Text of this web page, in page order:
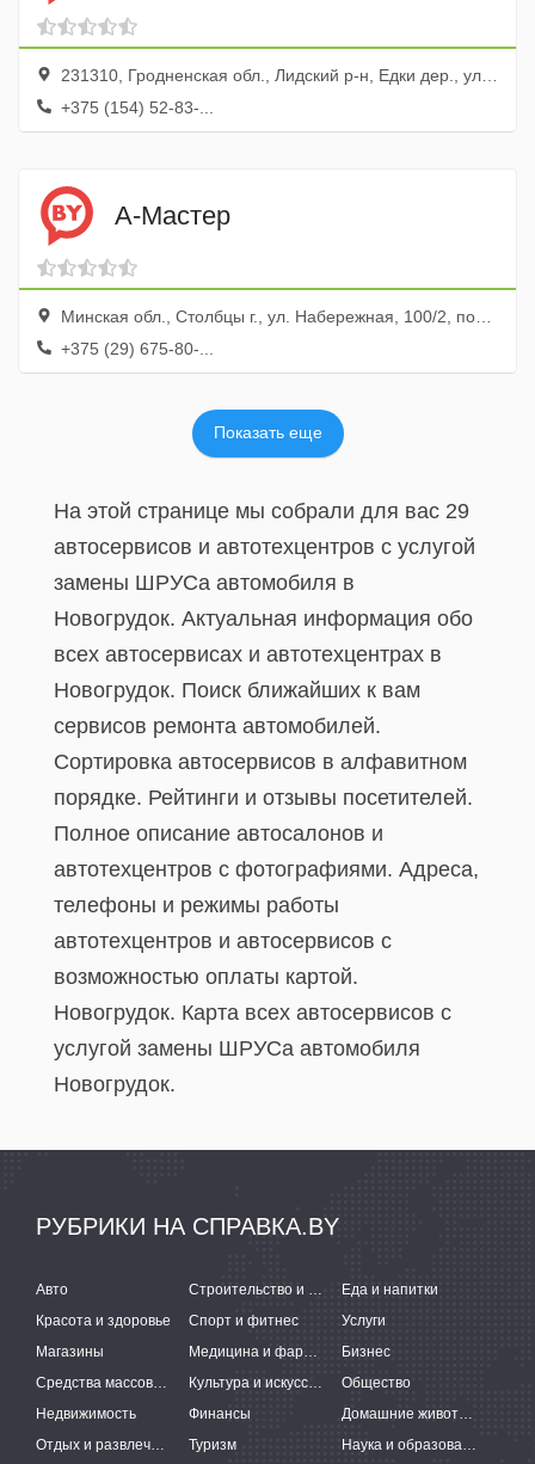
231310, Гродненская обл., Лидский р-н, Едки дер., ул. Придорожная, 7а
+375 (154) 52-83-...
А-Мастер
Минская обл., Столбцы г., ул. Набережная, 100/2, пом. 1К
+375 (29) 675-80-...
Показать еще
На этой странице мы собрали для вас 29
автосервисов и автотехцентров с услугой
замены ШРУСа автомобиля в
Новогрудок. Актуальная информация обо
всех автосервисах и автотехцентрах в
Новогрудок. Поиск ближайших к вам
сервисов ремонта автомобилей.
Сортировка автосервисов в алфавитном
порядке. Рейтинги и отзывы посетителей.
Полное описание автосалонов и
автотехцентров с фотографиями. Адреса,
телефоны и режимы работы
автотехцентров и автосервисов с
возможностью оплаты картой.
Новогрудок. Карта всех автосервисов c
услугой замены ШРУСа автомобиля
Новогрудок.
РУБРИКИ НА СПРАВКА.BY
Авто Строительство и ремонт
Еда и напитки
Красота и здоровье
Спорт и фитнес
Услуги
Магазины
Медицина и фармацевтика
Бизнес
Средства массовой информации
Культура и искусство
Общество
Недвижимость
Финансы
Домашние животные
Отдых и развлечения
Туризм Наука и образование